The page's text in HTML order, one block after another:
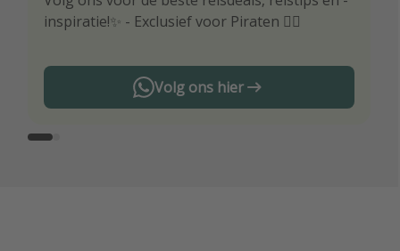
inspiratie!✨ - Exclusief voor Piraten 🏴‍☠️
Volg ons hier
reisaanbiedingen